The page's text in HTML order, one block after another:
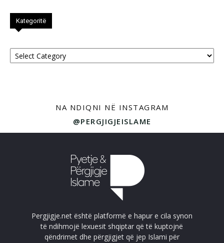
Kategoritë
Kategoritë
NA NDIQNI NË INSTAGRAM
@PERGJIGJEISLAME
Pergjigje.net është platformë e hapur e cila synon
të ndihmojë lexuesit shqiptar që të kuptojnë
qëndrimet dhe përgjigjet që jep Islami për